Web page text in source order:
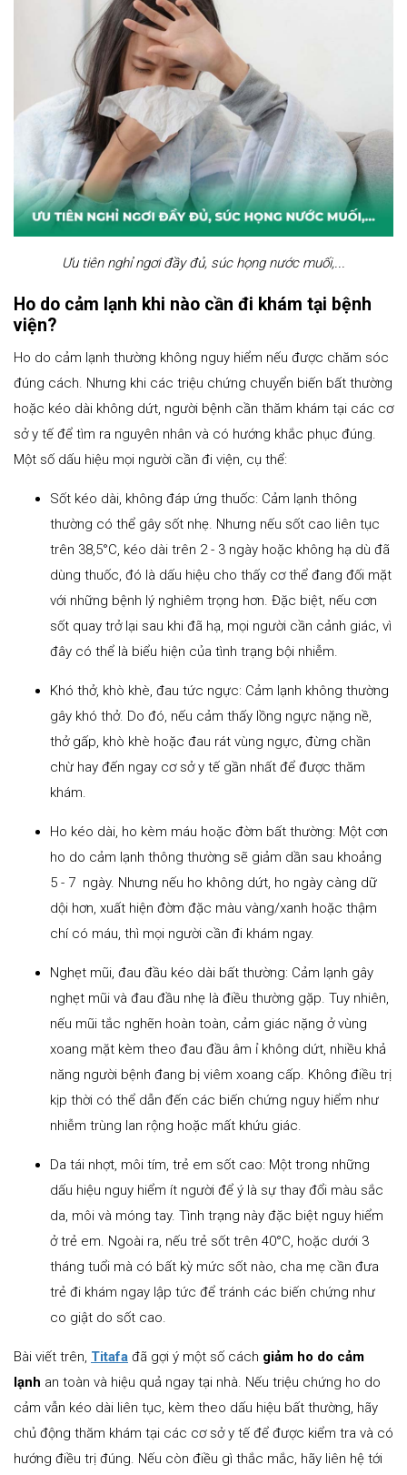
Ưu tiên nghỉ ngơi đầy đủ, súc họng nước muối,...
Ho do cảm lạnh khi nào cần đi khám tại bệnh
viện?
Ho do cảm lạnh thường không nguy hiểm nếu được chăm sóc
đúng cách. Nhưng khi các triệu chứng chuyển biến bất thường
hoặc kéo dài không dứt, người bệnh cần thăm khám tại các cơ
sở y tế để tìm ra nguyên nhân và có hướng khắc phục đúng.
Một số dấu hiệu mọi người cần đi viện, cụ thể:
Sốt kéo dài, không đáp ứng thuốc: Cảm lạnh thông
thường có thể gây sốt nhẹ. Nhưng nếu sốt cao liên tục
trên 38,5°C, kéo dài trên 2 - 3 ngày hoặc không hạ dù đã
dùng thuốc, đó là dấu hiệu cho thấy cơ thể đang đối mặt
với những bệnh lý nghiêm trọng hơn. Đặc biệt, nếu cơn
sốt quay trở lại sau khi đã hạ, mọi người cần cảnh giác, vì
đây có thể là biểu hiện của tình trạng bội nhiễm.
Khó thở, khò khè, đau tức ngực: Cảm lạnh không thường
gây khó thở. Do đó, nếu cảm thấy lồng ngực nặng nề,
thở gấp, khò khè hoặc đau rát vùng ngực, đừng chần
chừ hay đến ngay cơ sở y tế gần nhất để được thăm
khám.
Ho kéo dài, ho kèm máu hoặc đờm bất thường: Một cơn
ho do cảm lạnh thông thường sẽ giảm dần sau khoảng
5 - 7 ngày. Nhưng nếu ho không dứt, ho ngày càng dữ
dội hơn, xuất hiện đờm đặc màu vàng/xanh hoặc thậm
chí có máu, thì mọi người cần đi khám ngay.
Nghẹt mũi, đau đầu kéo dài bất thường: Cảm lạnh gây
nghẹt mũi và đau đầu nhẹ là điều thường gặp. Tuy nhiên,
nếu mũi tắc nghẽn hoàn toàn, cảm giác nặng ở vùng
xoang mặt kèm theo đau đầu âm ỉ không dứt, nhiều khả
năng người bệnh đang bị viêm xoang cấp. Không điều trị
kịp thời có thể dẫn đến các biến chứng nguy hiểm như
nhiễm trùng lan rộng hoặc mất khứu giác.
Da tái nhợt, môi tím, trẻ em sốt cao: Một trong những
dấu hiệu nguy hiểm ít người để ý là sự thay đổi màu sắc
da, môi và móng tay. Tình trạng này đặc biệt nguy hiểm
ở trẻ em. Ngoài ra, nếu trẻ sốt trên 40°C, hoặc dưới 3
tháng tuổi mà có bất kỳ mức sốt nào, cha mẹ cần đưa
trẻ đi khám ngay lập tức để tránh các biến chứng như
co giật do sốt cao.
Bài viết trên, Titafa đã gợi ý một số cách giảm ho do cảm
lạnh an toàn và hiệu quả ngay tại nhà. Nếu triệu chứng ho do
cảm vẫn kéo dài liên tục, kèm theo dấu hiệu bất thường, hãy
chủ động thăm khám tại các cơ sở y tế để được kiểm tra và có
hướng điều trị đúng. Nếu còn điều gì thắc mắc, hãy liên hệ tới